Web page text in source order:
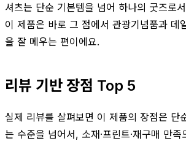
셔츠는 단순 기본템을 넘어 하나의 굿즈로
이 제품은 바로 그 점에서 관광기념품과 데
을 잘 메우는 편이에요.
리뷰 기반 장점 Top 5
실제 리뷰를 살펴보면 이 제품의 장점은 단
는 수준을 넘어서, 소재·프린트·재구매 만